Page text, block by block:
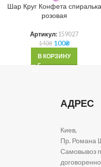
Шар Круг Конфета спиралька
розовая
Артикул: 159027
140₴ 100₴
В КОРЗИНУ
АДРЕС
Киев,
Пр. Романа
Самовывоз